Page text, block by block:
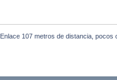
Enlace 107 metros de distancia,